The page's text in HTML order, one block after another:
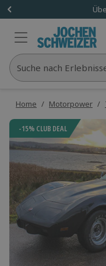
Suche nach
Home / Motorpower /
-15% CLUB DEAL